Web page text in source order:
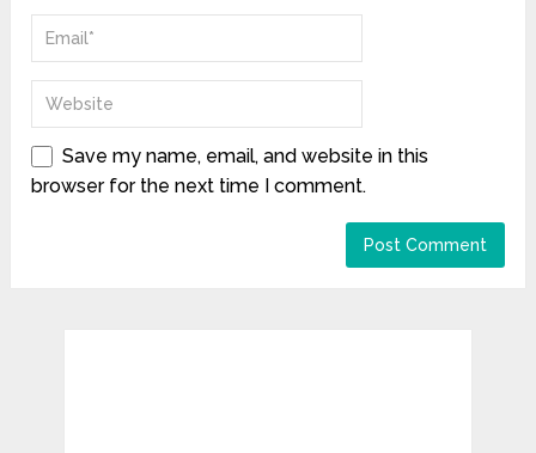
Save my name, email, and website in this
browser for the next time I comment.